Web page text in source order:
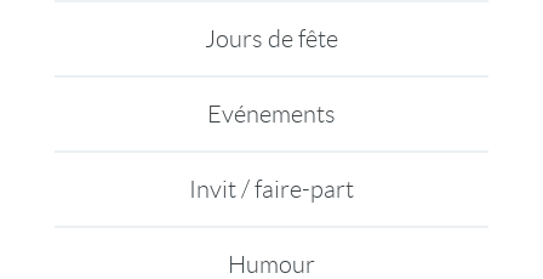
Jours de fête
Evénements
Invit / faire-part
Humour